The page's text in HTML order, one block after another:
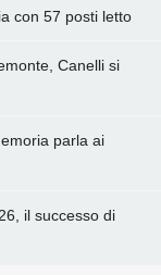
con 57 posti letto
Canelli si
parla ai
il successo di